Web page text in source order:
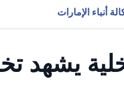
أنباء الإمارات
يشهد